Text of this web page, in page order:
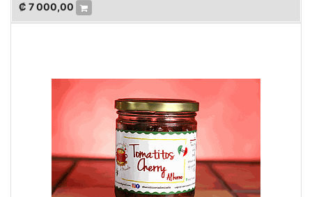
₡ 7 000,00